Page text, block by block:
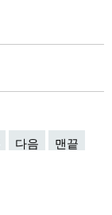
다음 맨끝